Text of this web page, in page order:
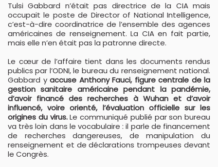
Tulsi Gabbard n’était pas directrice de la CIA mais
occupait le poste de Director of National Intelligence,
c’est-à-dire coordinatrice de l’ensemble des agences
américaines de renseignement. La CIA en fait partie,
mais elle n’en était pas la patronne directe.
Le cœur de l’affaire tient dans les documents rendus
publics par l’ODNI, le bureau du renseignement national.
Gabbard y accuse Anthony Fauci, figure centrale de la
gestion sanitaire américaine pendant la pandémie,
d’avoir financé des recherches à Wuhan et d’avoir
influencé, voire orienté, l’évaluation officielle sur les
origines du virus.Le communiqué publié par son bureau
va très loin dans le vocabulaire : il parle de financement
de recherches dangereuses, de manipulation du
renseignement et de déclarations trompeuses devant
le Congrès.